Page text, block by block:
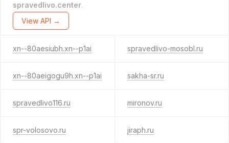
spravedlivo.center.
View API →
xn--80aesiubh.xn--p1ai spravedlivo-mosobl.ru
xn--80aeigogu9h.xn--p1ai sakha-sr.ru
spravedlivo116.ru mironov.ru
spr-volosovo.ru jiraph.ru